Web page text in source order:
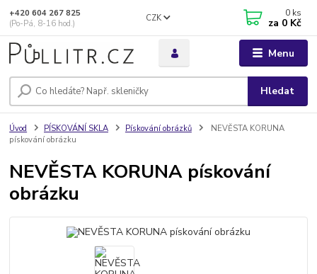
Menu
CZK
Hledat
+420 604 267 825
(Po-Pá, 8-16 hod.)
0 ks
za 0 Kč
Úvod PÍSKOVÁNÍ SKLA Pískování obrázků
NEVĚSTA KORUNA
pískování obrázku
NEVĚSTA KORUNA pískování
obrázku